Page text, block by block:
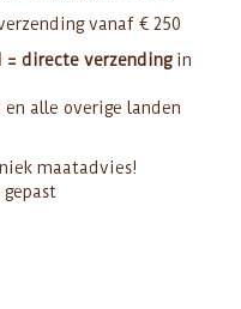
vanaf € 250
= directe verzendingin
en alle overige landen
maatadvies!